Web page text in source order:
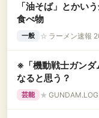
「油そば」とかい
食べ物
一般 ☆ ラーメン速報
※「機動戦士ガンダ
なると思う？
芸能 ★